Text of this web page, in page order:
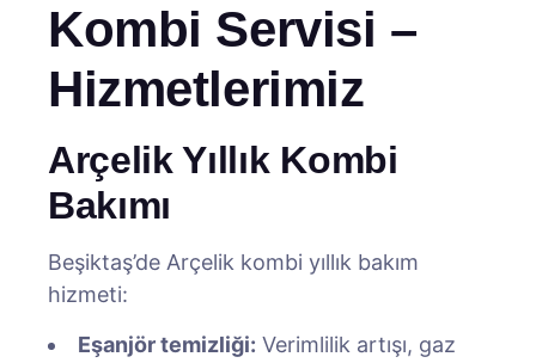
Kombi Servisi –
Hizmetlerimiz
Arçelik Yıllık Kombi
Bakımı
Beşiktaş’de Arçelik kombi yıllık bakım
hizmeti:
Eşanjör temizliği: Verimlilik artışı, gaz